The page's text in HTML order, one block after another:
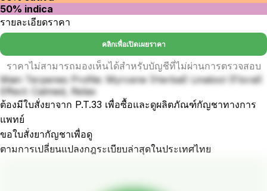
50% indica
รายละเอียดราคา
คลิกเพื่อเปิดเผยราคา
ราคาไม่สามารถมองเห็นได้สำหรับบัญชีที่ไม่ผ่านการตรวจสอบ
Main Terpenes Profile: Myrcene (Herbal) Linalool (Floral)
Effect: Calmed, Relax
ต้องมีใบสั่งยาจาก P.T.33 เพื่อซื้อและดูผลิตภัณฑ์กัญชาทางการ
แพทย์
ขอใบสั่งยากัญชาเพื่อดู
ตามการเปลี่ยนแปลงกฎระเบียบล่าสุดในประเทศไทย